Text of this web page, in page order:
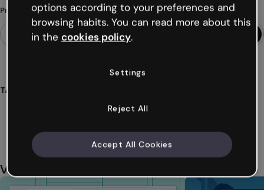
Procurando algo diferente?
Tags
corporativa
Você também pode gostar
options according to your preferences and
browsing habits. You can read more about this
in the cookies policy.
Settings
Reject All
Accept All Cookies